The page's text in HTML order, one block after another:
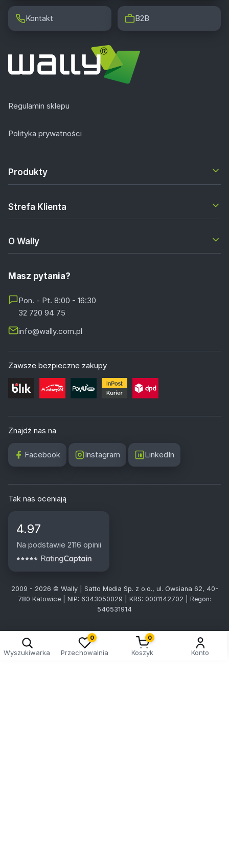
Kontakt B2B
Regulamin sklepu
Polityka prywatności
Produkty
Strefa Klienta
O Wally
Masz pytania?
Pon. - Pt. 8:00 - 16:30
32 720 94 75
info@wally.com.pl
Zawsze bezpieczne zakupy
Znajdź nas na
Facebook Instagram LinkedIn
Tak nas oceniają
4.97
Na podstawie 2116 opinii
2009 - 2026 © Wally | Satto Media Sp. z o.o., ul. Owsiana 62, 40-
780 Katowice | NIP: 6343050029 | KRS: 0001142702 | Regon:
540531914
Wyszukiwarka
0
Przechowalnia
0
Koszyk Konto